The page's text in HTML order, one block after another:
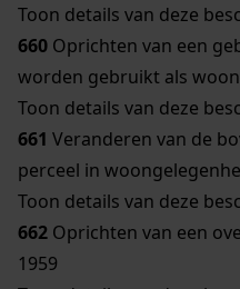
Toon details van deze
660 Oprichten van een
worden gebruikt als
Toon details van deze
661 Veranderen van de
perceel in
Toon details van deze
662 Oprichten van een
1959